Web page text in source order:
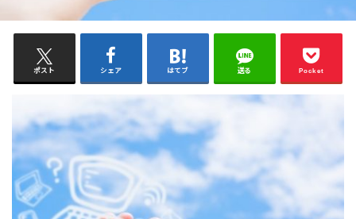
ポスト シェア はてブ 送る Pocket